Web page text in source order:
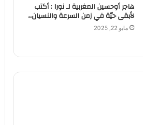
هاجر أوحسين المغربية لـ نورا : أكتب
لأبقى حيّة في زمن السرعة والنسيان،،
مايو 22, 2025